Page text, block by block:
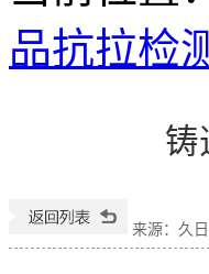
品抗拉检
铸
来源：久日